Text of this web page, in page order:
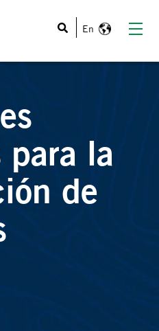
la
de